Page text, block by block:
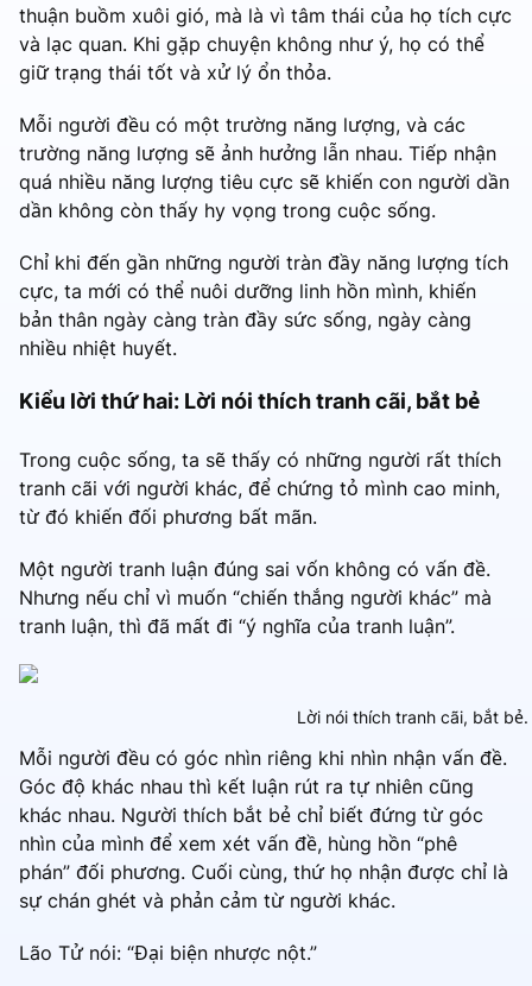
thuận buồm xuôi gió, mà là vì tâm thái của họ tích cực
và lạc quan. Khi gặp chuyện không như ý, họ có thể
giữ trạng thái tốt và xử lý ổn thỏa.
Mỗi người đều có một trường năng lượng, và các
trường năng lượng sẽ ảnh hưởng lẫn nhau. Tiếp nhận
quá nhiều năng lượng tiêu cực sẽ khiến con người dần
dần không còn thấy hy vọng trong cuộc sống.
Chỉ khi đến gần những người tràn đầy năng lượng tích
cực, ta mới có thể nuôi dưỡng linh hồn mình, khiến
bản thân ngày càng tràn đầy sức sống, ngày càng
nhiều nhiệt huyết.
Kiểu lời thứ hai: Lời nói thích tranh cãi, bắt bẻ
Trong cuộc sống, ta sẽ thấy có những người rất thích
tranh cãi với người khác, để chứng tỏ mình cao minh,
từ đó khiến đối phương bất mãn.
Một người tranh luận đúng sai vốn không có vấn đề.
Nhưng nếu chỉ vì muốn “chiến thắng người khác” mà
tranh luận, thì đã mất đi “ý nghĩa của tranh luận”.
Lời nói thích tranh cãi, bắt
Mỗi người đều có góc nhìn riêng khi nhìn nhận vấn đề.
Góc độ khác nhau thì kết luận rút ra tự nhiên cũng
khác nhau. Người thích bắt bẻ chỉ biết đứng từ góc
nhìn của mình để xem xét vấn đề, hùng hồn “phê
phán” đối phương. Cuối cùng, thứ họ nhận được chỉ là
sự chán ghét và phản cảm từ người khác.
Lão Tử nói: “Đại biện nhược nột.”